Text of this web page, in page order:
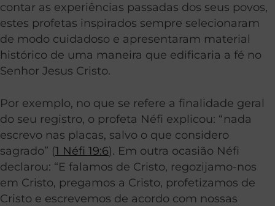
contar as experiências passadas dos seus povos,
estes profetas inspirados sempre selecionaram
de modo cuidadoso e apresentaram material
histórico de uma maneira que edificaria a fé no
Senhor Jesus Cristo.
Por exemplo, no que se refere a finalidade geral
do seu registro, o profeta Néfi explicou: “nada
escrevo nas placas, salvo o que considero
sagrado” (1 Néfi 19:6). Em outra ocasião Néfi
declarou: “E falamos de Cristo, regozijamo-nos
em Cristo, pregamos a Cristo, profetizamos de
Cristo e escrevemos de acordo com nossas